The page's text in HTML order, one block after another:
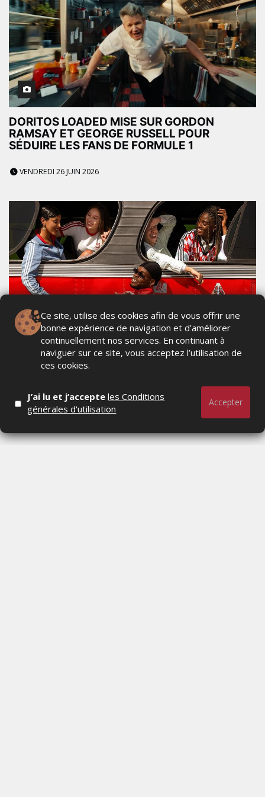
DORITOS LOADED MISE SUR GORDON
RAMSAY ET GEORGE RUSSELL POUR
SÉDUIRE LES FANS DE FORMULE 1
VENDREDI 26 JUIN 2026
MONDIAL 2026 : ADIDAS ET COCA-COLA
SIGNENT UNE COLLECTION RÉTRO
EXPLOSIVE
Ce site, utilise des cookies afin de vous offrir une
bonne expérience de navigation et d’améliorer
continuellement nos services. En continuant à
naviguer sur ce site, vous acceptez l’utilisation de
ces cookies.
J’ai lu et j’accepteles Conditions
générales d'utilisation
Accepter